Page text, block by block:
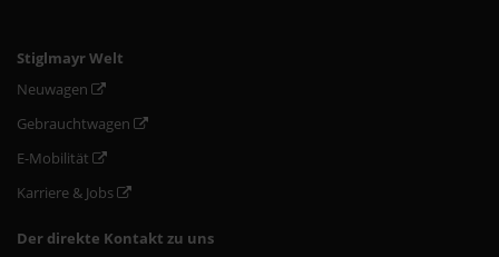
Stiglmayr Welt
Neuwagen
Gebrauchtwagen
E-Mobilität
Karriere & Jobs
Der direkte Kontakt zu uns